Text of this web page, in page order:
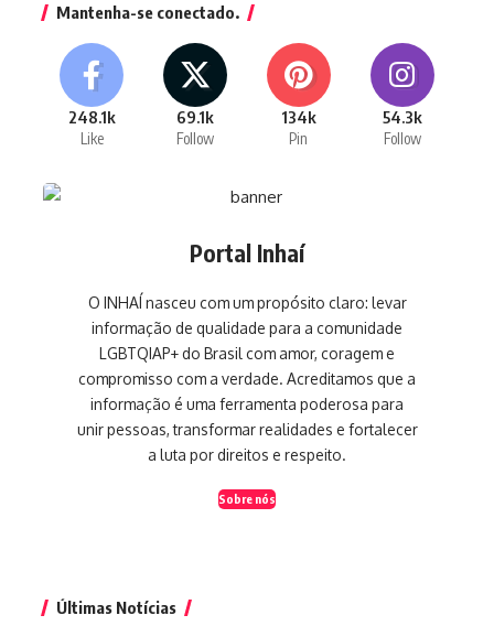
Mantenha-se conectado.
248.1k
Like
69.1k
Follow
134k
Pin
54.3k
Follow
Portal Inhaí
O INHAÍ nasceu com um propósito claro: levar
informação de qualidade para a comunidade
LGBTQIAP+ do Brasil com amor, coragem e
compromisso com a verdade. Acreditamos que a
informação é uma ferramenta poderosa para
unir pessoas, transformar realidades e fortalecer
a luta por direitos e respeito.
Sobre nós
Últimas Notícias